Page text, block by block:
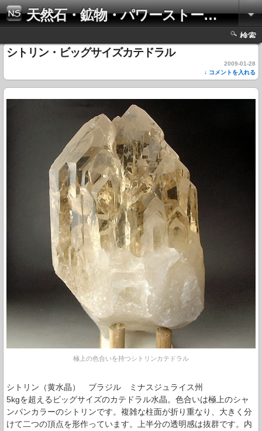
天然石・鉱物・パワーストーンの写真集
検索
シトリン・ビッグサイズカテドラル
2009-01-28
↓ コメントを入れる
極上の色合いを持つシトリンカテドラル
シトリン（黄水晶） ブラジル ミナスジュライス州
5kgを超えるビッグサイズのカテドラル水晶。色合いは極上のシャ
ンパンカラーのシトリンです。複雑な柱面が折り重なり、大きく分
けて二つの頂点を形作っています。上半分の透明感は抜群です。内